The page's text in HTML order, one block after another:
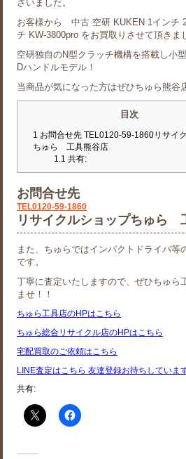
ざいました。
お客様から 中古 空研 KUKEN 1インチ
チ KW-3800pro をお買取りさせて頂きま
空研独自のN型クラッチ機構を搭載し小
Dハンドルモデル！
当商品が気になった方はぜひちゅら熊谷
目次
1 お問合せ先 TEL0120-59-1860リサイ
ちゅら 工具熊谷店
1.1 共有:
お問合せ先
TEL0120-59-1860
リサイクルショップちゅら
また、ちゅらではインパクトドライバ等
です。
丁寧に査定いたしますので、ぜひちゅら
ませ！！
ちゅら工具店のHPはこちら
ちゅら総合リサイクル店のHPはこちら
宅配買取のご依頼はこちら
LINE査定はこちら 友達登録お待ちしていま
共有: